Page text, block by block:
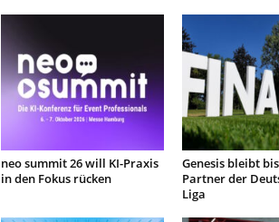
neo summit 26 will KI-Praxis
in den Fokus rücken
Genesis bleibt
Partner der
Liga